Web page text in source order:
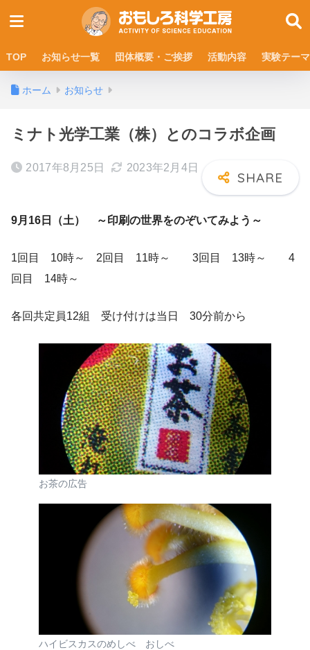
TOP お知らせ一覧 団体概要・ご挨拶 活動内容 実験テーマ
ホーム お知らせ
ミナト光学工業（株）とのコラボ企画
2017年8月25日 2023年2月4日
9月16日（土） ～印刷の世界をのぞいてみよう～
1回目 10時～ 2回目 11時～ 3回目 13時～ 4
回目 14時～
各回共定員12組 受け付けは当日 30分前から
お茶の広告
ハイビスカスのめしべ おしべ